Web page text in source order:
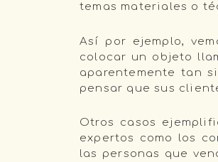
temas materiales o
Así por ejemplo,
colocar un objeto
aparentemente tan
pensar que sus
Otros casos
expertos como los
las personas que